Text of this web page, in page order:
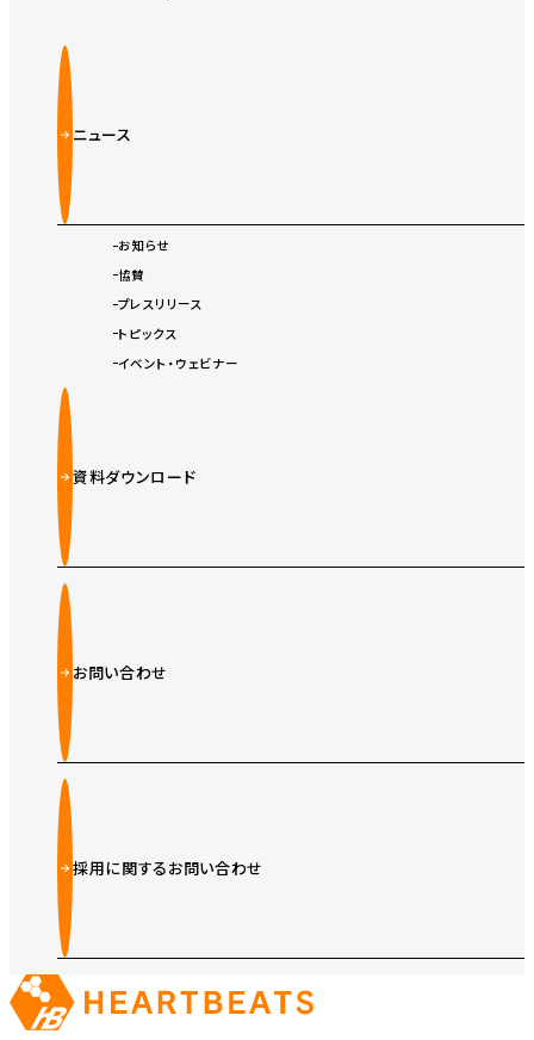
ニュース
お知らせ
協賛
プレスリリース
トピックス
イベント・ウェビナー
資料ダウンロード
お問い合わせ
採用に関するお問い合わせ